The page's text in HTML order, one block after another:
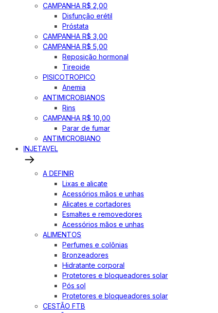
CAMPANHA R$ 2,00
Disfunção erétil
Próstata
CAMPANHA R$ 3,00
CAMPANHA R$ 5,00
Reposição hormonal
Tireoide
PISICOTROPICO
Anemia
ANTIMICROBIANOS
Rins
CAMPANHA R$ 10,00
Parar de fumar
ANTIMICROBIANO
INJETAVEL
A DEFINIR
Lixas e alicate
Acessórios mãos e unhas
Alicates e cortadores
Esmaltes e removedores
Acessórios mãos e unhas
ALIMENTOS
Perfumes e colônias
Bronzeadores
Hidratante corporal
Protetores e bloqueadores solar
Pós sol
Protetores e bloqueadores solar
CESTÃO FTB